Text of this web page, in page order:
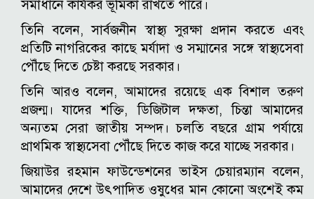
সমাধানে কার্যকর ভূমিকা রাখতে পারে।
তিনি বলেন, সার্বজনীন স্বাস্থ্য সুরক্ষা প্রদান করতে এবং
প্রতিটি নাগরিকের কাছে মর্যাদা ও সম্মানের সঙ্গে স্বাস্থ্যসেবা
পৌঁছে দিতে চেষ্টা করছে সরকার।
তিনি আরও বলেন, আমাদের রয়েছে এক বিশাল তরুণ
প্রজন্ম। যাদের শক্তি, ডিজিটাল দক্ষতা, চিন্তা আমাদের
অন্যতম সেরা জাতীয় সম্পদ। চলতি বছরে গ্রাম পর্যায়ে
প্রাথমিক স্বাস্থ্যসেবা পৌঁছে দিতে কাজ করে যাচ্ছে সরকার।
জিয়াউর রহমান ফাউন্ডেশনের ভাইস চেয়ারম্যান বলেন,
আমাদের দেশে উৎপাদিত ওষুধের মান কোনো অংশেই কম